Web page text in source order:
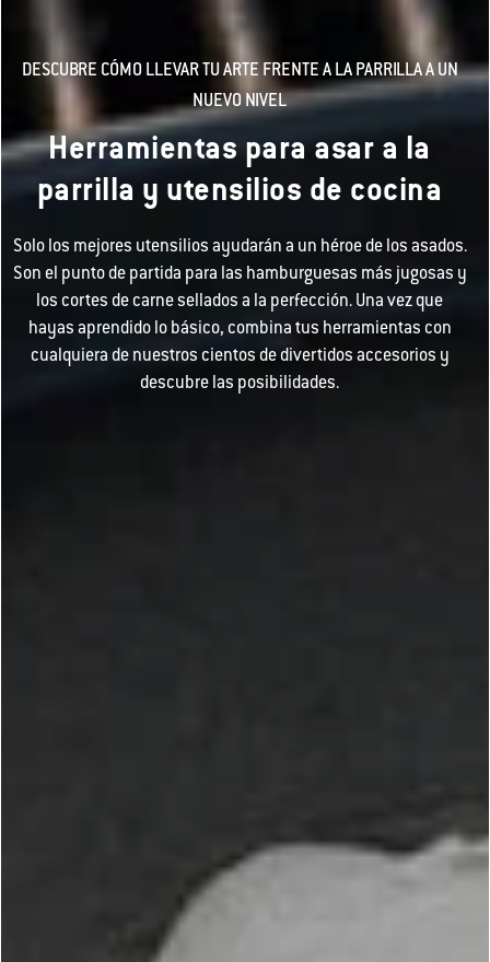
DESCUBRE CÓMO LLEVAR TU ARTE FRENTE A LA PARRILLA A UN
NUEVO NIVEL
Herramientas para asar a la
parrilla y utensilios de cocina
Solo los mejores utensilios ayudarán a un héroe de los asados.
Son el punto de partida para las hamburguesas más jugosas y
los cortes de carne sellados a la perfección. Una vez que
hayas aprendido lo básico, combina tus herramientas con
cualquiera de nuestros cientos de divertidos accesorios y
descubre las posibilidades.